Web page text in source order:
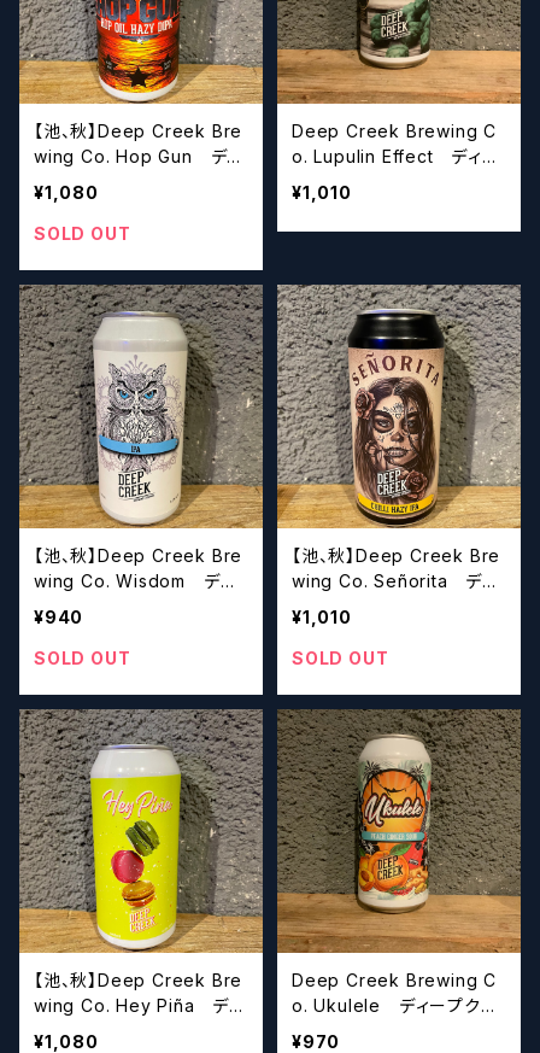
【池、秋】Deep Creek Bre
wing Co. Hop Gun ディ
ープクリーク ホップ ガン
¥1,080
SOLD OUT
Deep Creek Brewing C
o. Lupulin Effect ディー
プクリーク ルプリン エフ
ェクト
¥1,010
【池、秋】Deep Creek Bre
wing Co. Wisdom ディ
ープクリーク ウィズダム
¥940
SOLD OUT
【池、秋】Deep Creek Bre
wing Co. Señorita ディ
ープクリーク セニョリータ
¥1,010
SOLD OUT
【池、秋】Deep Creek Bre
wing Co. Hey Piña ディ
ープクリーク ヘイピニャ
¥1,080
Deep Creek Brewing C
o. Ukulele ディープクリ
ーク ウクレレ
¥970